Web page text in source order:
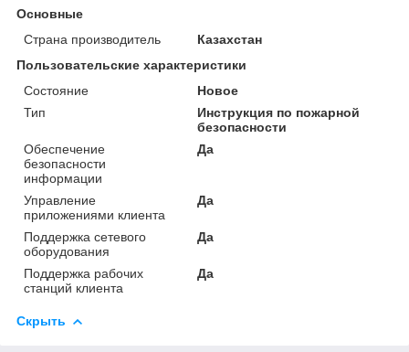
Основные
Страна производитель
Казахстан
Пользовательские характеристики
Состояние
Новое
Тип
Инструкция по пожарной
безопасности
Обеспечение
безопасности
информации
Да
Управление
приложениями клиента
Да
Поддержка сетевого
оборудования
Да
Поддержка рабочих
станций клиента
Да
Скрыть